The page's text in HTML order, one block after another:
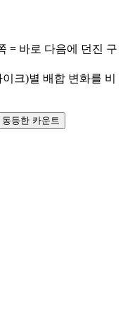
= 바로 다음에 던진 구
크)별 배합 변화를 비
동등한 카운트